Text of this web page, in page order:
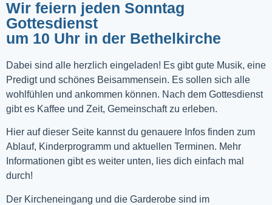
Wir feiern jeden Sonntag
Gottesdienst
um 10 Uhr in der Bethelkirche
Dabei sind alle herzlich eingeladen! Es gibt gute Musik, eine
Predigt und schönes Beisammensein. Es sollen sich alle
wohlfühlen und ankommen können. Nach dem Gottesdienst
gibt es Kaffee und Zeit, Gemeinschaft zu erleben.
Hier auf dieser Seite kannst du genauere Infos finden zum
Ablauf, Kinderprogramm und aktuellen Terminen. Mehr
Informationen gibt es weiter unten, lies dich einfach mal
durch!
Der Kircheneingang und die Garderobe sind im